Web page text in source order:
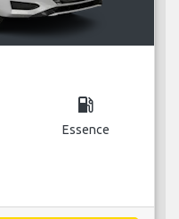
local_gas_station
Essence